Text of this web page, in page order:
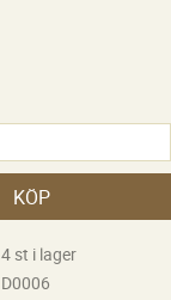
KÖP
4 st i lager
D0006